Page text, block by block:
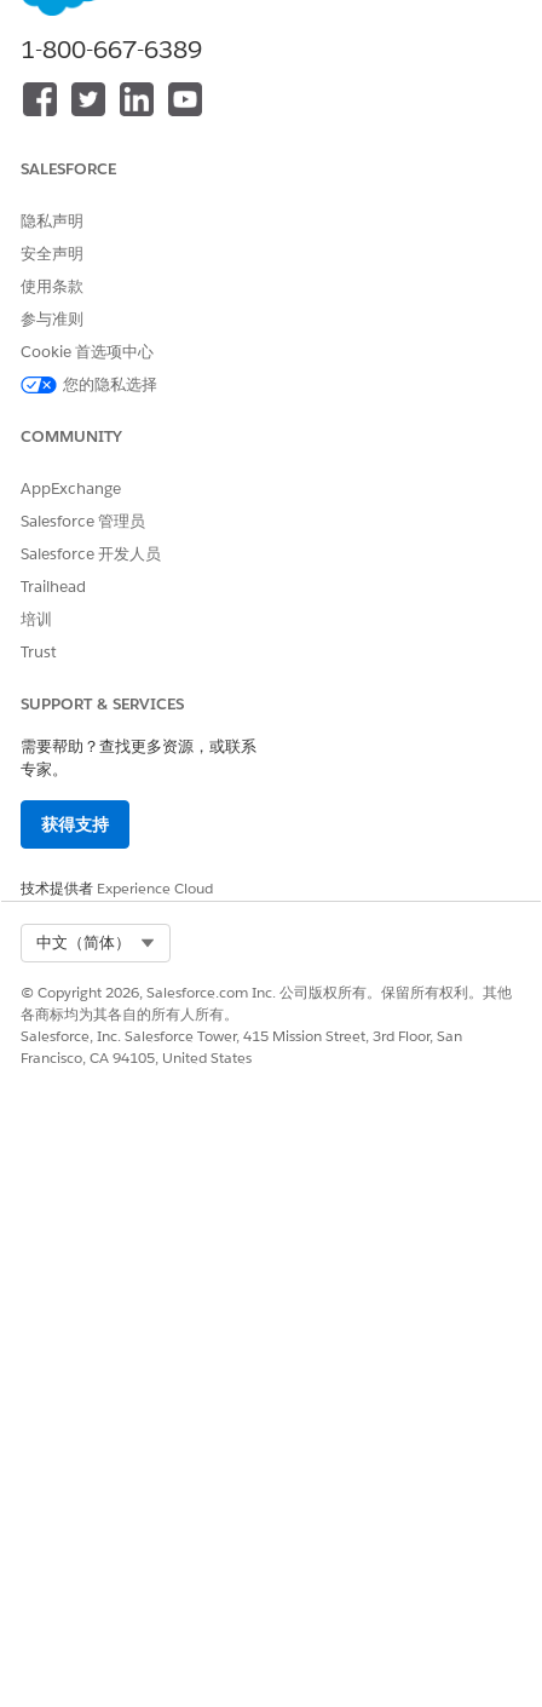
根据您正在调查的角色启用这些日志类别。
角色
出版商
用户
在错误级别搜索 Log Center 以查找这些短语，以识别同步失败。
错误处理块
处理失败
发布流中的错误
发布期间出错 - 未经身份验证
内部 Eventbus 错误 - 不可用
Eventbus 错误
无法序列化客户的自定义字段值
无法为核心组织启用同步首选项
无法处理事件
transactionKey 的 CDC 事件中没有 recordId
无法从事件记录中获取更改的字段
订阅期间出错
内部 Eventbus 错误
Eventbus 错误
1-800-667-6389
SALESFORCE
隐私声明
安全声明
使用条款
参与准则
Cookie 首选项中心
您的隐私选择
COMMUNITY
AppExchange
Salesforce 管理员
Salesforce 开发人员
Trailhead
培训
Trust
SUPPORT & SERVICES
需要帮助？查找更多资源，或联系
专家。
获得支持
技术提供者 Experience Cloud
中文（简体）
© Copyright 2026, Salesforce.com Inc. 公司版权所有。保留所有权利。其他
各商标均为其各自的所有人所有。
Salesforce, Inc. Salesforce Tower, 415 Mission Street, 3rd Floor, San
Francisco, CA 94105, United States